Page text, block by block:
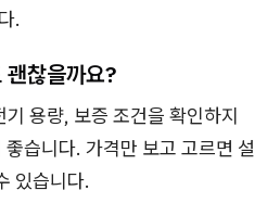
.
찮을까요?
용량, 보증 조건을 확인하지
습니다. 가격만 보고 고르면 설
있습니다.